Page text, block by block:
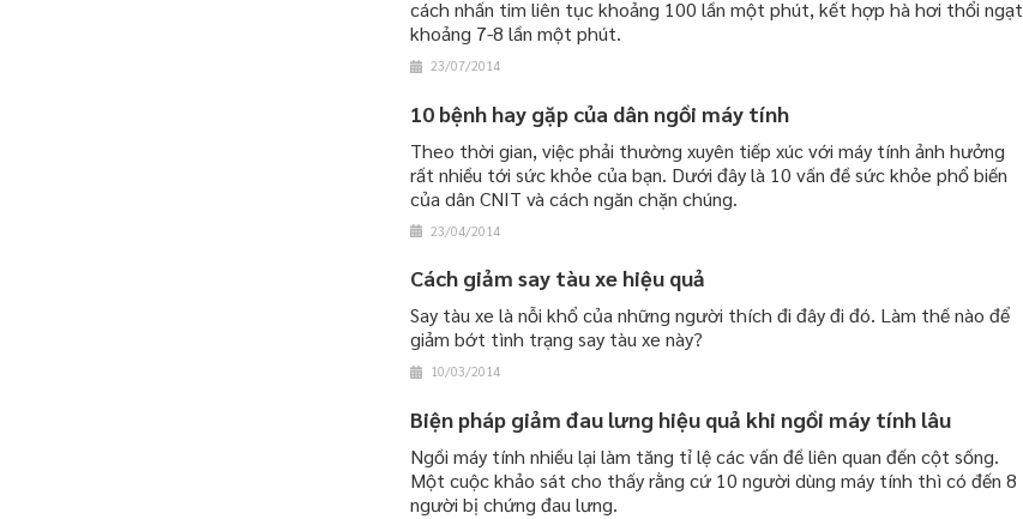
cách nhấn tim liên tục khoảng 100 lần một phút, kết hợp hà hơi thổi ngạt
khoảng 7-8 lần một phút.
23/07/2014
10 bệnh hay gặp của dân ngồi máy tính
Theo thời gian, việc phải thường xuyên tiếp xúc với máy tính ảnh hưởng
rất nhiều tới sức khỏe của bạn. Dưới đây là 10 vấn đề sức khỏe phổ biến
của dân CNIT và cách ngăn chặn chúng.
23/04/2014
Cách giảm say tàu xe hiệu quả
Say tàu xe là nỗi khổ của những người thích đi đây đi đó. Làm thế nào để
giảm bớt tình trạng say tàu xe này?
10/03/2014
Biện pháp giảm đau lưng hiệu quả khi ngồi máy tính lâu
Ngồi máy tính nhiều lại làm tăng tỉ lệ các vấn đề liên quan đến cột sống.
Một cuộc khảo sát cho thấy rằng cứ 10 người dùng máy tính thì có đến 8
người bị chứng đau lưng.